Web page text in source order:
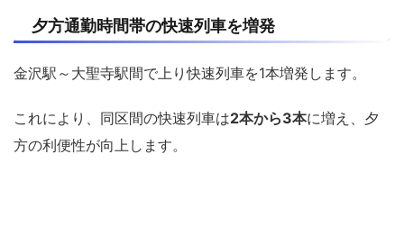
夕方通勤時間帯の快速列車を増発
金沢駅～大聖寺駅間で上り快速列車を1本増発します。
これにより、同区間の快速列車は2本から3本に増え、夕
方の利便性が向上します。